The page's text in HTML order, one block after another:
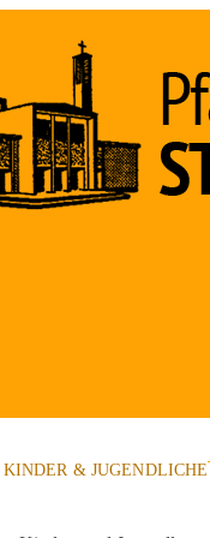
KINDER & JUGENDLICHE